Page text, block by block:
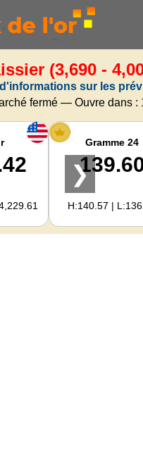
Accueil
Cours de l'or
Cours de l'argent
Calculateur d'or
Pour les Webmasters
(3,690 -
sur les
fermé — Ouvre dans :
Gramme 24
H:140.57 |
❯